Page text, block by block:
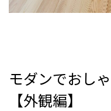
モダンでおし
【外観編】